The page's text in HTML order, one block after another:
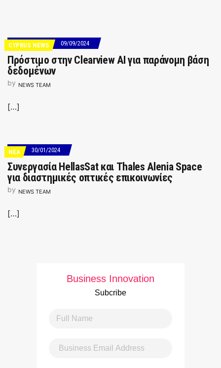
CYPRUS NEWS 09/09/2024
Πρόστιμο στην Clearview AI για παράνομη βάση
δεδομένων
by NEWS TEAM
[…]
ΝΕΑ 30/01/2024
Συνεργασία HellasSat και Thales Alenia Space
για διαστημικές οπτικές επικοινωνίες
by NEWS TEAM
[…]
Business Innovation
Subcribe